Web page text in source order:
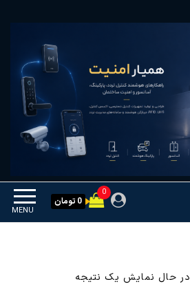
MENU
0
0 تومان
در حال نمایش یک نتیجه